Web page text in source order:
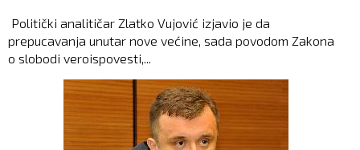
Politički analitičar Zlatko Vujović izjavio je da
prepucavanja unutar nove većine, sada povodom Zakona
o slobodi veroispovesti,...